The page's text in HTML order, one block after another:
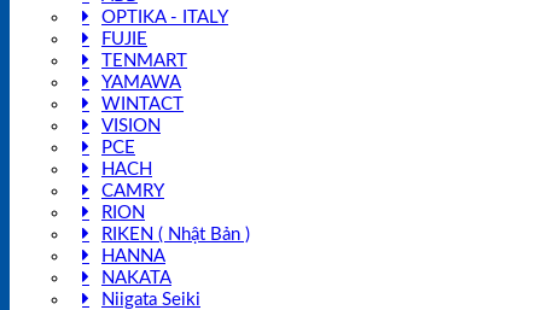
OPTIKA - ITALY
FUJIE
TENMART
YAMAWA
WINTACT
VISION
PCE
HACH
CAMRY
RION
RIKEN ( Nhật Bản )
HANNA
NAKATA
Niigata Seiki